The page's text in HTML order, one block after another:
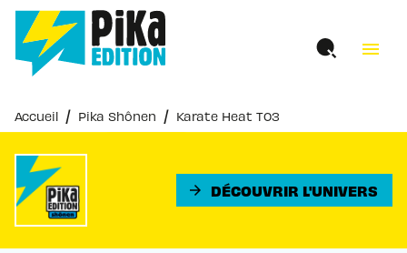
MENU RECHERCHE
PIED DE PAGE
menu
Accueil / Pika Shônen / Karate Heat T03
arrow_forward DÉCOUVRIR L'UNIVERS